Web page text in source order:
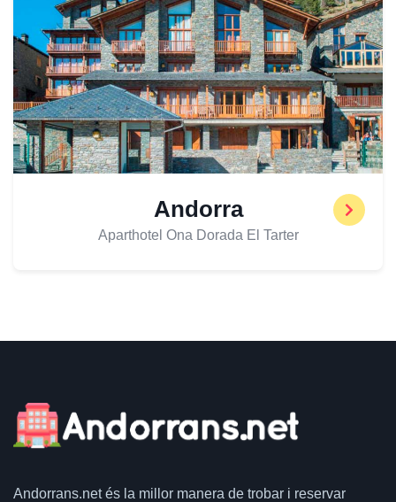
Andorra
Aparthotel Ona Dorada El Tarter
Andorrans.netés la millor manera de trobar i reservar